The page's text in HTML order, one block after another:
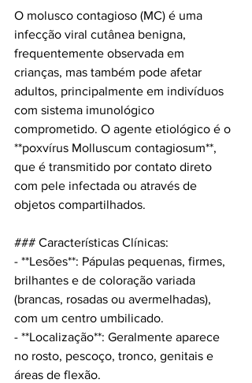
O molusco contagioso (MC) é uma
infecção viral cutânea benigna,
frequentemente observada em
crianças, mas também pode afetar
adultos, principalmente em indivíduos
com sistema imunológico
comprometido. O agente etiológico é o
**poxvírus Molluscum contagiosum**,
que é transmitido por contato direto
com pele infectada ou através de
objetos compartilhados.
### Características Clínicas:
- **Lesões**: Pápulas pequenas, firmes,
brilhantes e de coloração variada
(brancas, rosadas ou avermelhadas),
com um centro umbilicado.
- **Localização**: Geralmente aparece
no rosto, pescoço, tronco, genitais e
áreas de flexão.